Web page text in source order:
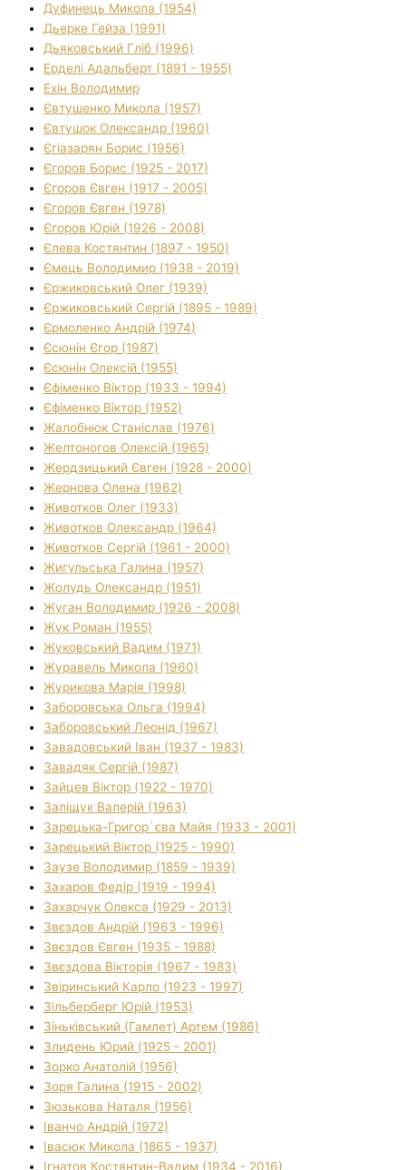
Дуфинець Микола (1954)
Дьерке Гейза (1991)
Дьяковський Гліб (1996)
Ерделі Адальберт (1891 - 1955)
Ехін Володимир
Євтушенко Микола (1957)
Євтушок Олександр (1960)
Єгіазарян Борис (1956)
Єгоров Борис (1925 - 2017)
Єгоров Євген (1917 - 2005)
Єгоров Євген (1978)
Єгоров Юрій (1926 - 2008)
Єлева Костянтин (1897 - 1950)
Ємець Володимир (1938 - 2019)
Єржиковський Олег (1939)
Єржиковський Сергій (1895 - 1989)
Єрмоленко Андрій (1974)
Єсюнін Єгор (1987)
Єсюнін Олексій (1955)
Єфіменко Віктор (1933 - 1994)
Єфіменко Віктор (1952)
Жалобнюк Станіслав (1976)
Желтоногов Олексій (1965)
Жердзицький Євген (1928 - 2000)
Жернова Олена (1962)
Животков Олег (1933)
Животков Олександр (1964)
Животков Сергій (1961 - 2000)
Жигульська Галина (1957)
Жолудь Олександр (1951)
Жуган Володимир (1926 - 2008)
Жук Роман (1955)
Жуковський Вадим (1971)
Журавель Микола (1960)
Журикова Марія (1998)
Заборовська Ольга (1994)
Заборовський Леонід (1967)
Завадовський Іван (1937 - 1983)
Завадяк Сергій (1987)
Зайцев Віктор (1922 - 1970)
Заліщук Валерій (1963)
Зарецька-Григор`єва Майя (1933 - 2001)
Зарецький Віктор (1925 - 1990)
Заузе Володимир (1859 - 1939)
Захаров Федір (1919 - 1994)
Захарчук Олекса (1929 - 2013)
Звєздов Андрій (1963 - 1996)
Звєздов Євген (1935 - 1988)
Звєздова Вікторія (1967 - 1983)
Звіринський Карло (1923 - 1997)
Зільберберг Юрій (1953)
Зіньківський (Гамлет) Артем (1986)
Злидень Юрий (1925 - 2001)
Зорко Анатолій (1956)
Зоря Галина (1915 - 2002)
Зюзькова Наталя (1956)
Іванчо Андрій (1972)
Івасюк Микола (1865 - 1937)
Ігнатов Костянтин-Вадим (1934 - 2016)